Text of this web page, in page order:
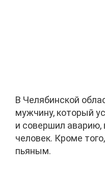
В Челябинской
мужчину, который
и совершил аварию,
человек. Кроме
пьяным.